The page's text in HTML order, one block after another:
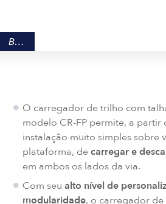
BENEFÍCIOS
O carregador de trilho com
modelo CR-FP permite, a partir
instalação muito simples sobre
plataforma, decarregar e
em ambos os lados da via.
Com seualto nível de
modularidade, o carregador